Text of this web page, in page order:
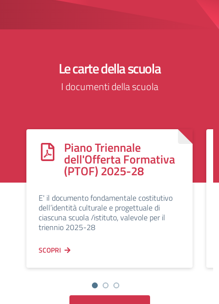
Le carte della scuola
I documenti della scuola
Piano Triennale
dell'Offerta Formativa
(PTOF) 2025-28
E' il documento fondamentale costitutivo
dell’identità culturale e progettuale di
ciascuna scuola /istituto, valevole per il
triennio 2025-28
SCOPRI